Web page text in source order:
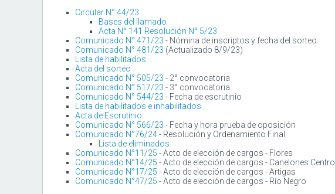
Circular N° 44/23
Bases del llamado
Acta N° 141 Resolución N° 5/23
Comunicado N° 471/23 - Nómina de inscriptos y fecha del sorteo
Comunicado N° 481/23 (Actualizado 8/9/23)
Lista de habilitados
Acta del sorteo
Comunicado N° 505/23 - 2° convocatoria
Comunicado N° 517/23 - 3° convocatoria
Comunicado N° 544/23 - Fecha de escrutinio
Lista de habilitados e inhabilitados
Acta de Escrutinio
Comunicado N° 566/23 - Fecha y hora prueba de oposición
Comunicado N°76/24- Resolución y Ordenamiento Final
Lista de eliminados
Comunicado N°11/25 - Acto de elección de cargos - Flores
Comunicado N°14/25 - Acto de elección de cargos - Canelones Centro
Comunicado N°17/25 - Acto de elección de cargos - Artigas
Comunicado N°47/25 - Acto de elección de cargos - Río Negro